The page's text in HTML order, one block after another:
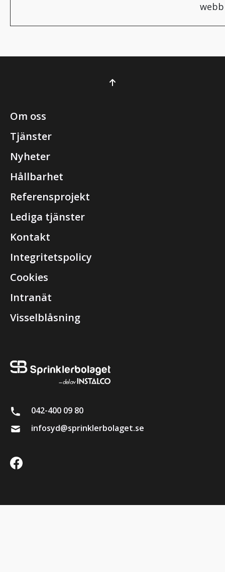
042-400 09 80
infosyd@sprinklerbolaget.se
Om oss
Tjänster
Nyheter
Hållbarhet
Referensprojekt
Lediga tjänster
Kontakt
Integritetspolicy
Cookies
Intranät
Visselblåsning